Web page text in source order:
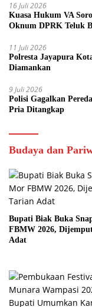
16 Juli 2026
Kuasa Hukum VA
Oknum DPRK Teluk
11 Juli 2026
Polresta Jayapura
Diamankan
9 Juli 2026
Polisi Gagalkan
Pria Ditangkap
Budaya dan
Bupati Biak Buka
FBMW 2026,
Adat